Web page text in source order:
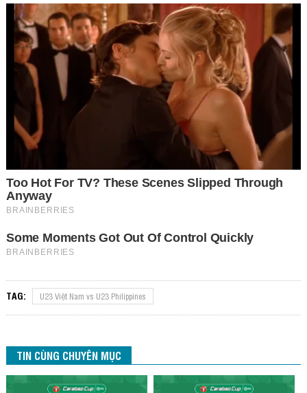
TAG: U23 Việt Nam vs U23 Philippines
TIN CÙNG CHUYÊN MỤC